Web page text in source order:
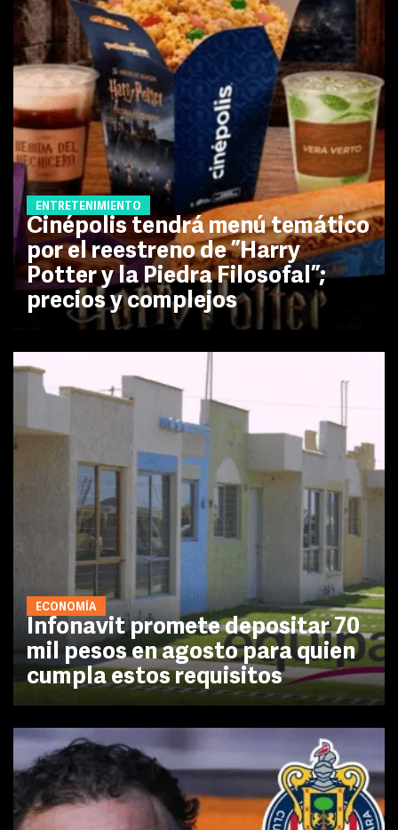
ENTRETENIMIENTO
Cinépolis tendrá menú temático
por el reestreno de ”Harry
Potter y la Piedra Filosofal”;
precios y complejos
ECONOMÍA
Infonavit promete depositar 70
mil pesos en agosto para quien
cumpla estos requisitos